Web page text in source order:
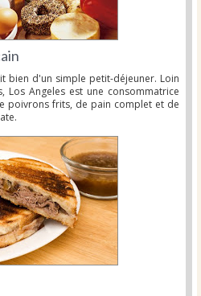
bien d'un simple petit-déjeuner. Loin
Angeles est une consommatrice
poivrons frits, de pain complet et de